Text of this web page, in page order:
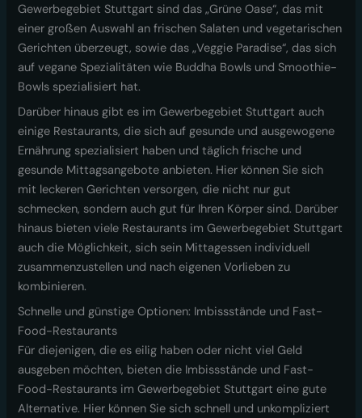
Gewerbegebiet Stuttgart sind das „Grüne Oase“, das mit
einer großen Auswahl an frischen Salaten und vegetarischen
Gerichten überzeugt, sowie das „Veggie Paradise“, das sich
auf vegane Spezialitäten wie Buddha Bowls und Smoothie-
Bowls spezialisiert hat.
Darüber hinaus gibt es im Gewerbegebiet Stuttgart auch
einige Restaurants, die sich auf gesunde und ausgewogene
Ernährung spezialisiert haben und täglich frische und
gesunde Mittagsangebote anbieten. Hier können Sie sich
mit leckeren Gerichten versorgen, die nicht nur gut
schmecken, sondern auch gut für Ihren Körper sind. Darüber
hinaus bieten viele Restaurants im Gewerbegebiet Stuttgart
auch die Möglichkeit, sich sein Mittagessen individuell
zusammenzustellen und nach eigenen Vorlieben zu
kombinieren.
Schnelle und günstige Optionen: Imbissstände und Fast-
Food-Restaurants
Für diejenigen, die es eilig haben oder nicht viel Geld
ausgeben möchten, bieten die Imbissstände und Fast-
Food-Restaurants im Gewerbegebiet Stuttgart eine gute
Alternative. Hier können Sie sich schnell und unkompliziert